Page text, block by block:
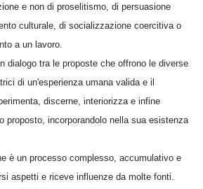
e non di proselitismo, di persuasione
culturale, di socializzazione coercitiva o
a un lavoro.
dialogo tra le proposte che offrono le diverse
di un'esperienza umana valida e il
discerne, interiorizza e infine
proposto, incorporandolo nella sua esistenza
è un processo complesso, accumulativo e
aspetti e riceve influenze da molte fonti.